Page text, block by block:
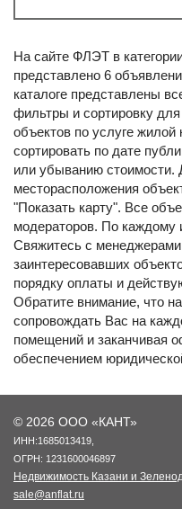
На сайте ФЛЭТ в
представлено 6
каталоге представлены
фильтры и сортировку
объектов по услуге
сортировать по дате
или убыванию стоимости.
месторасположения
"Показать карту". Все
модераторов. По каждому
Свяжитесь с
заинтересовавших
порядку оплаты и
Обратите внимание, что
сопровождать Вас на
помещений и заканчивая
обеспечением
© 2026 ООО «КАНТ»
ИНН:1685013419,
ОГРН: 1231600046897
Недвижимость Казани и
sale@anflat.ru